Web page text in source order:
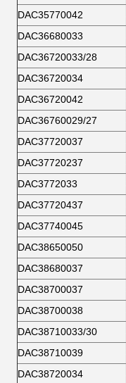
DAC35770042
DAC36680033
DAC36720033/28
DAC36720034
DAC36720042
DAC36760029/27
DAC37720037
DAC37720237
DAC3772033
DAC37720437
DAC37740045
DAC38650050
DAC38680037
DAC38700037
DAC38700038
DAC38710033/30
DAC38710039
DAC38720034